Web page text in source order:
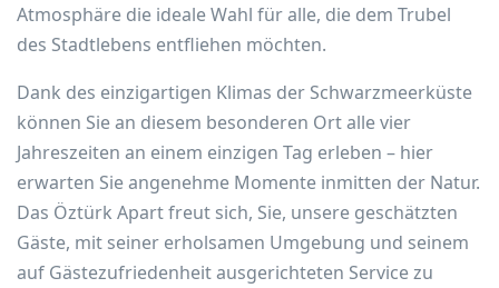
Atmosphäre die ideale Wahl für alle, die dem Trubel
des Stadtlebens entfliehen möchten.
Dank des einzigartigen Klimas der Schwarzmeerküste
können Sie an diesem besonderen Ort alle vier
Jahreszeiten an einem einzigen Tag erleben – hier
erwarten Sie angenehme Momente inmitten der Natur.
Das Öztürk Apart freut sich, Sie, unsere geschätzten
Gäste, mit seiner erholsamen Umgebung und seinem
auf Gästezufriedenheit ausgerichteten Service zu